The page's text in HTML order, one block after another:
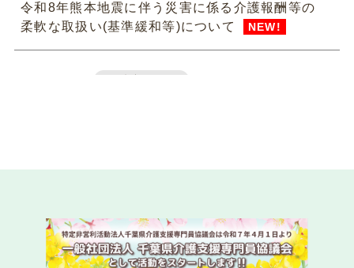
令和8年熊本地震に伴う災害に係る介護報酬等の
柔軟な取扱い(基準緩和等)について
NEW!
NEW!